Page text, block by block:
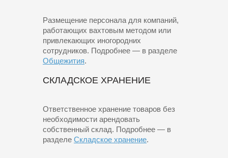
Размещение персонала для компаний,
работающих вахтовым методом или
привлекающих иногородних
сотрудников. Подробнее — в разделе
Общежития.
СКЛАДСКОЕ ХРАНЕНИЕ
Ответственное хранение товаров без
необходимости арендовать
собственный склад. Подробнее — в
разделе Складское хранение.